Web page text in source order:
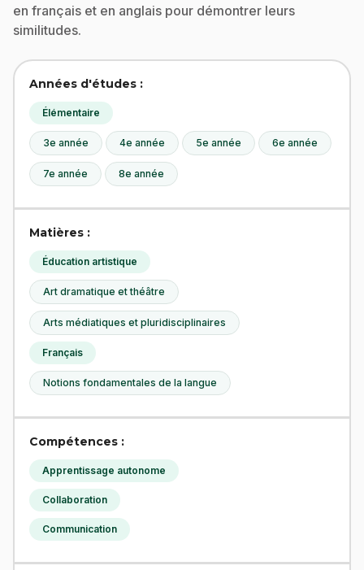
en français et en anglais pour démontrer leurs
similitudes.
Années d'études :
Élémentaire
3e année 4e année 5e année 6e année
7e année 8e année
Matières :
Éducation artistique
Art dramatique et théâtre
Arts médiatiques et pluridisciplinaires
Français
Notions fondamentales de la langue
Compétences :
Apprentissage autonome
Collaboration
Communication